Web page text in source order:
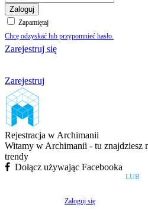
Zaloguj
Zapamiętaj
Chcę odzyskać lub przypomnieć hasło.
Zarejestruj się
Zarejestruj
Rejestracja w Archimanii
Witamy w Archimanii - tu znajdziesz
trendy
Dołącz używając Facebooka
LUB
Zaloguj się